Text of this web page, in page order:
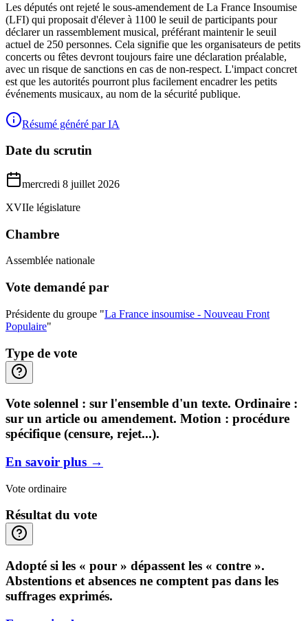
Les députés ont rejeté le sous-amendement de La France Insoumise
(LFI) qui proposait d'élever à 1100 le seuil de participants pour
déclarer un rassemblement musical, préférant maintenir le seuil
actuel de 250 personnes. Cela signifie que les organisateurs de petits
concerts ou fêtes devront toujours faire une déclaration préalable,
avec un risque de sanctions en cas de non-respect. L'impact concret
est que les autorités pourront plus facilement encadrer les petits
événements musicaux, au nom de la sécurité publique.
Résumé généré par IA
Date du scrutin
mercredi 8 juillet 2026
XVIIe législature
Chambre
Assemblée nationale
Vote demandé par
Présidente du groupe "La France insoumise - Nouveau Front
Populaire"
Type de vote
Vote solennel : sur l'ensemble d'un texte. Ordinaire :
sur un article ou amendement. Motion : procédure
spécifique (censure, rejet...).
En savoir plus →
Vote ordinaire
Résultat du vote
Adopté si les « pour » dépassent les « contre ».
Abstentions et absences ne comptent pas dans les
suffrages exprimés.